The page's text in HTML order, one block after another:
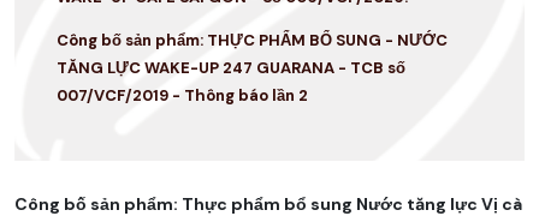
Công bố sản phẩm: THỰC PHẨM BỔ SUNG - NƯỚC
TĂNG LỰC WAKE-UP 247 GUARANA - TCB số
007/VCF/2019 - Thông báo lần 2
Công bố sản phẩm: Thực phẩm bổ sung Nước tăng lực Vị cà